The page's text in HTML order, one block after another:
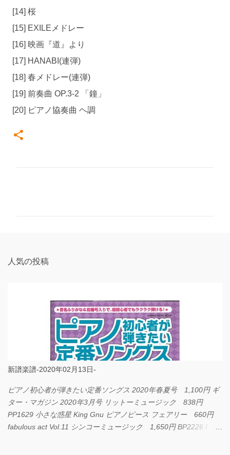
[14] 桜
[15] EXILEメドレー
[16] 映画『道』より
[17] HANABI(連弾)
[18] 春メドレー(連弾)
[19] 前奏曲 OP.3-2 「鐘」
[20] ピアノ協奏曲 ヘ調
人気の投稿
新譜楽譜-2020年02月13日-
ピアノ初心者が弾きたい定番ソングス 2020年春夏号 1,100円 ギ
ター・マガジン 2020年3月号 リットーミュージック 838円
PP1629 小さな惑星 King Gnu ピアノピース フェアリー 660円
fabulous act Vol.11 シンコーミュージック 1,650円 BP2226 I